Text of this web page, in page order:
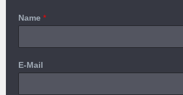
Name *
E-Mail